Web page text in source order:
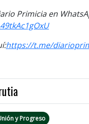
Primicia en
https://t.me/
y Progreso